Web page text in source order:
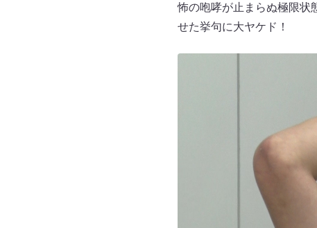
怖の咆哮が止まらぬ極限状
せた挙句に大ヤケド！